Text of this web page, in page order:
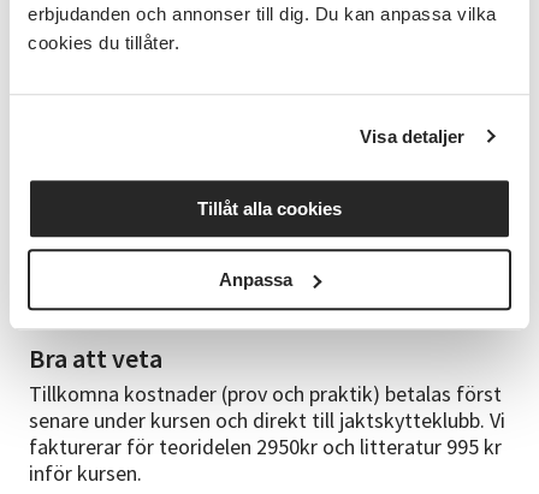
erbjudanden och annonser till dig. Du kan anpassa vilka
cookies du tillåter.
Visa detaljer
Tillåt alla cookies
Anpassa
Cirkelledare
Olav Tjernström, erfaren jägare med stort
Rörande anmälan/faktura: 090-125585, umea@sv.se
Rörande kursinnehåll/upplägg: Malin Gruffman,
malin.gruffman@sv.se, 072-5954926
Bra att veta
Tillkomna kostnader (prov och praktik) betalas först
senare under kursen och direkt till jaktskytteklubb. Vi
fakturerar för teoridelen 2950kr och litteratur 995 kr
inför kursen.